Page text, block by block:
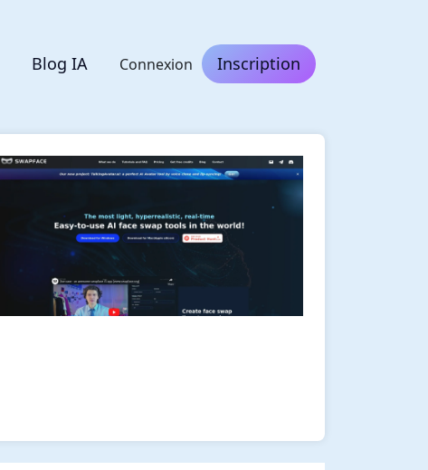
Blog IA Connexion Inscription